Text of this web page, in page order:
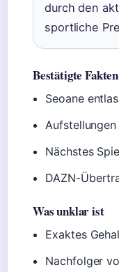
durch den
sportliche
Bestätigte Fakten
Seoane
Nächstes
DAZN-
Was unklar ist
Exaktes
Nachfolger